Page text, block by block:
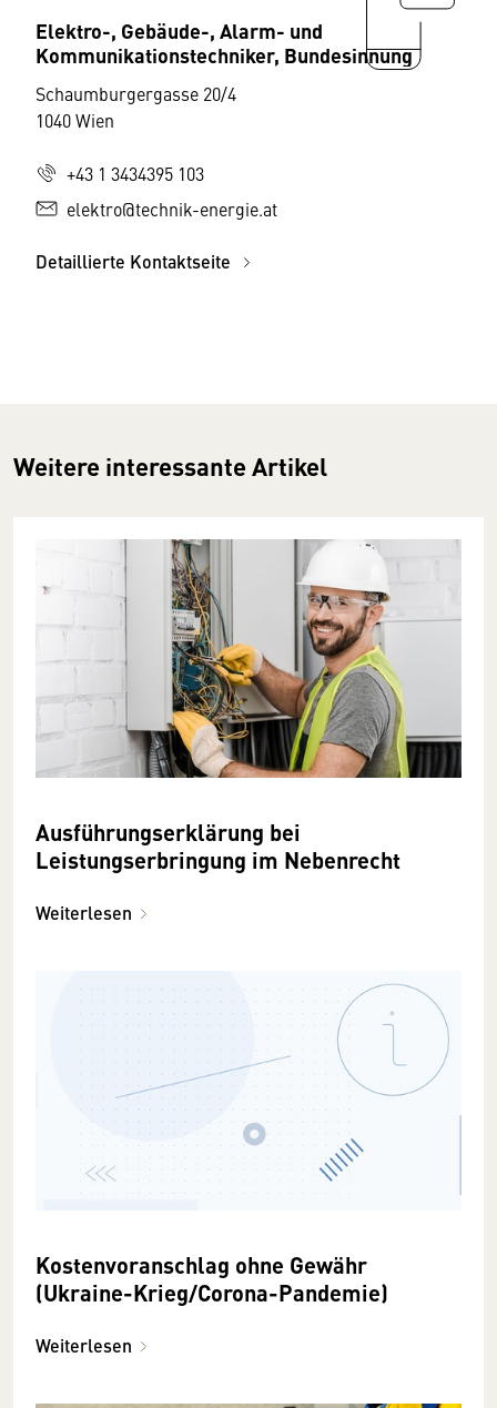
Elektro-, Gebäude-, Alarm- und
Kommunikationstechniker, Bundesinnung
Schaumburgergasse 20/4
1040 Wien
+43 1 3434395 103
elektro@technik-energie.at
Detaillierte Kontaktseite
Weitere interessante Artikel
Ausführungserklärung bei
Leistungserbringung im Nebenrecht
Weiterlesen
Kostenvoranschlag ohne Gewähr
(Ukraine-Krieg/Corona-Pandemie)
Weiterlesen